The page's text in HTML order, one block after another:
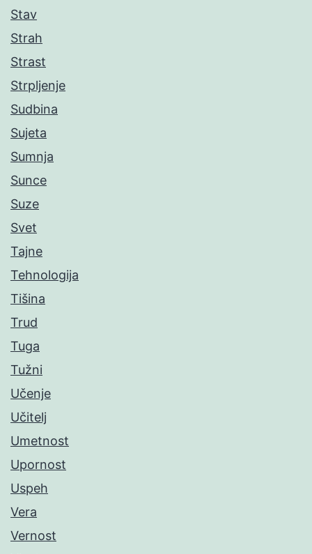
Stav
Strah
Strast
Strpljenje
Sudbina
Sujeta
Sumnja
Sunce
Suze
Svet
Tajne
Tehnologija
Tišina
Trud
Tuga
Tužni
Učenje
Učitelj
Umetnost
Upornost
Uspeh
Vera
Vernost